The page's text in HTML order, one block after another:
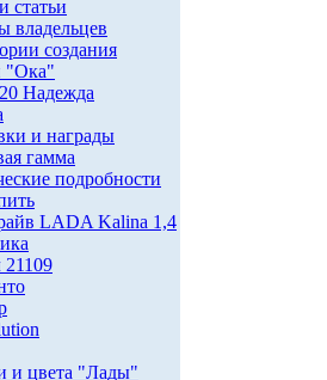
статьи
владельцев
создания
"Ока"
Надежда
и награды
гамма
подробности
LADA Kalina 1,4
21109
и цвета "Лады"